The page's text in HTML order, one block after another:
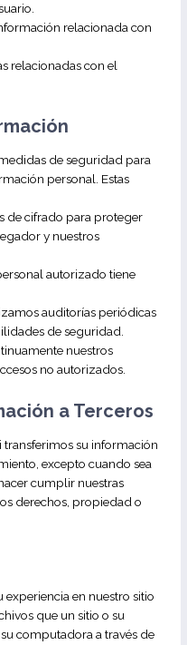
relacionada con
relacionadas con el
de seguridad para
personal. Estas
de cifrado para proteger
y nuestros
autorizado tiene
auditorías periódicas
de seguridad.
nuestros
no autorizados.
a Terceros
su información
excepto cuando sea
cumplir nuestras
derechos, propiedad o
en nuestro sitio
que un sitio o su
computadora a través de